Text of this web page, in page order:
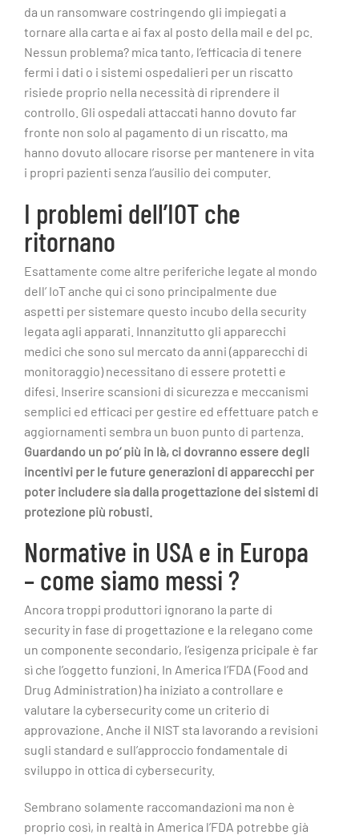
da un ransomware costringendo gli impiegati a
tornare alla carta e ai fax al posto della mail e del pc.
Nessun problema? mica tanto, l’efficacia di tenere
fermi i dati o i sistemi ospedalieri per un riscatto
risiede proprio nella necessità di riprendere il
controllo. Gli ospedali attaccati hanno dovuto far
fronte non solo al pagamento di un riscatto, ma
hanno dovuto allocare risorse per mantenere in vita
i propri pazienti senza l’ausilio dei computer.
I problemi dell’IOT che
ritornano
Esattamente come altre periferiche legate al mondo
dell’ IoT anche qui ci sono principalmente due
aspetti per sistemare questo incubo della security
legata agli apparati. Innanzitutto gli apparecchi
medici che sono sul mercato da anni (apparecchi di
monitoraggio) necessitano di essere protetti e
difesi. Inserire scansioni di sicurezza e meccanismi
semplici ed efficaci per gestire ed effettuare patch e
aggiornamenti sembra un buon punto di partenza.
Guardando un po’ più in là, ci dovranno essere degli
incentivi per le future generazioni di apparecchi per
poter includere sia dalla progettazione dei sistemi di
protezione più robusti.
Normative in USA e in Europa
– come siamo messi ?
Ancora troppi produttori ignorano la parte di
security in fase di progettazione e la relegano come
un componente secondario, l’esigenza pricipale è far
sì che l’oggetto funzioni. In America l’FDA (Food and
Drug Administration) ha iniziato a controllare e
valutare la cybersecurity come un criterio di
approvazione. Anche il NIST sta lavorando a revisioni
sugli standard e sull’approccio fondamentale di
sviluppo in ottica di cybersecurity.
Sembrano solamente raccomandazioni ma non è
proprio così, in realtà in America l’FDA potrebbe già